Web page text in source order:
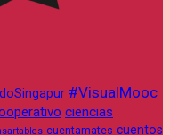
#VisualMooc
ciencias
cuentamates cuentos